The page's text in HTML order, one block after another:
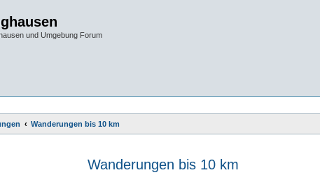
und Umgebung Forum
Wanderungen bis 10 km
Wanderungen bis 10 km